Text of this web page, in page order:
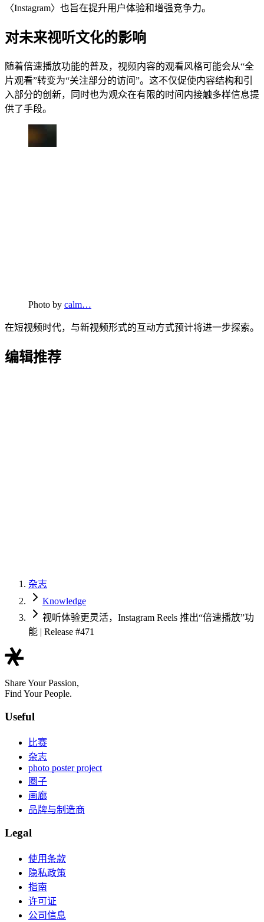
〈Instagram〉也旨在提升用户体验和增强竞争力。
对未来视听文化的影响
随着倍速播放功能的普及，视频内容的观看风格可能会从“全
片观看”转变为“关注部分的访问”。这不仅促使内容结构和引
入部分的创新，同时也为观众在有限的时间内接触多样信息提
供了手段。
Photo by calm…
在短视频时代，与新视频形式的互动方式预计将进一步探索。
编辑推荐
杂志
Knowledge
视听体验更灵活，Instagram Reels 推出“倍速播放”功
能 | Release #471
Share Your Passion,
Find Your People.
Useful
比赛
杂志
photo poster project
圈子
画廊
品牌与制造商
Legal
使用条款
隐私政策
指南
许可证
公司信息